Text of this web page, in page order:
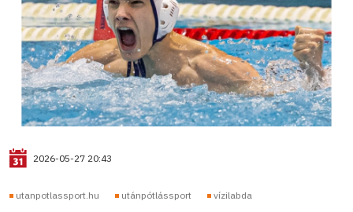
2026-05-27 20:43
utanpotlassport.hu utánpótlássport vízilabda